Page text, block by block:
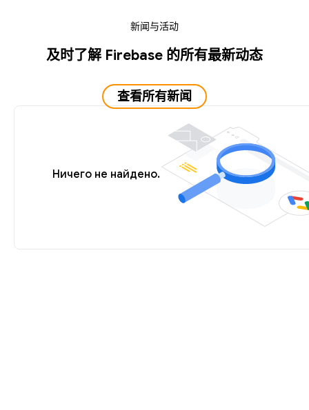
新闻与活动
及时了解 Firebase 的所有最新动态
查看所有新闻
Ничего не найдено.